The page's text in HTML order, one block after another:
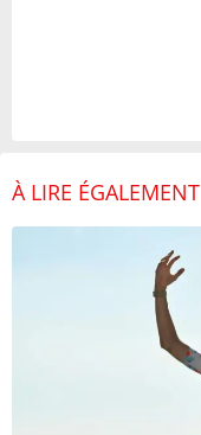
À LIRE ÉGALEMENT